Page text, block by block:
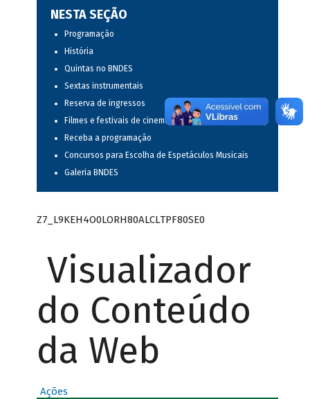
NESTA SEÇÃO
Programação
História
Quintas no BNDES
Sextas instrumentais
Reserva de ingressos
Filmes e festivais de cinema
Receba a programação
Concursos para Escolha de Espetáculos Musicais
Galeria BNDES
Z7_L9KEH4O0LORH80ALCLTPF80SE0
Visualizador
do Conteúdo
da Web
Ações